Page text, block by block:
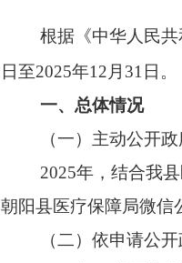
根据《中华人民
日至2025年12月31日。
一、总体情况
（一）主动公开
2025年，结合我
朝阳县医疗保障局微信
（二） 依申请公